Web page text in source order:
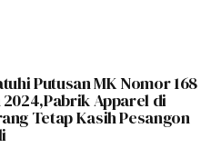
Putusan MK Nomor 168
2024,Pabrik Apparel di
Tetap Kasih Pesangon